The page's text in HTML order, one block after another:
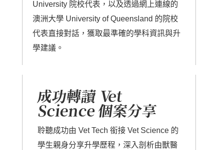
University 院校代表，以及透過網上連線的
澳洲大學 University of Queensland 的院校
代表直接對話，獲取最準確的學科資訊與升
學建議。
成功轉讀 Vet
Science 個案分享
聆聽成功由 Vet Tech 銜接 Vet Science 的
學生親身分享升學歷程，深入剖析由獸醫